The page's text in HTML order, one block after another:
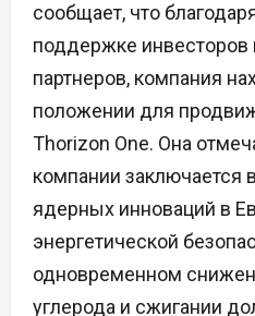
сообщает, что
поддержке инвесторов
партнеров, компания
положении для
Thorizon One. Она
компании заключается
ядерных инноваций в
энергетической
одновременном
углерода и сжигании